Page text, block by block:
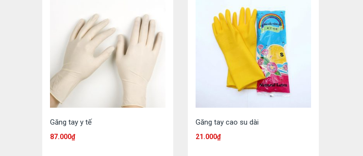
Găng tay y tế
87.000₫
Găng tay cao su dài
21.000₫